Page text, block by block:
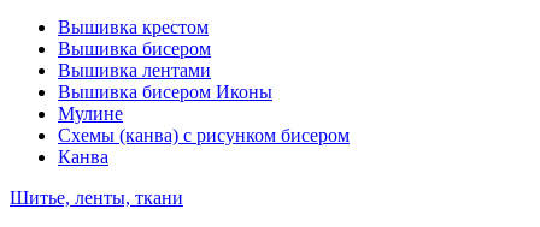
Вышивка крестом
Вышивка бисером
Вышивка лентами
Вышивка бисером Иконы
Мулине
Схемы (канва) с рисунком бисером
Канва
Шитье, ленты, ткани